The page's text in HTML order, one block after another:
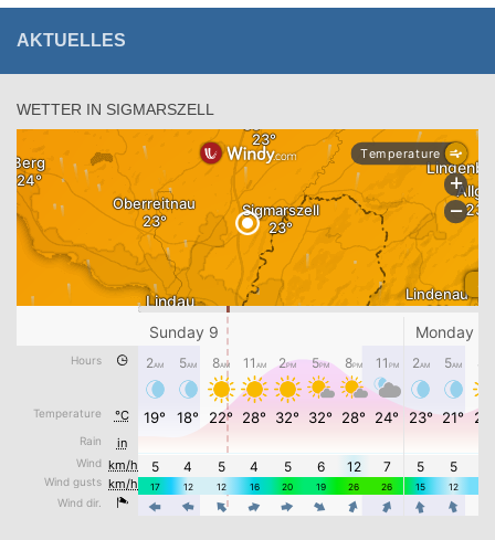
AKTUELLES
WETTER IN SIGMARSZELL